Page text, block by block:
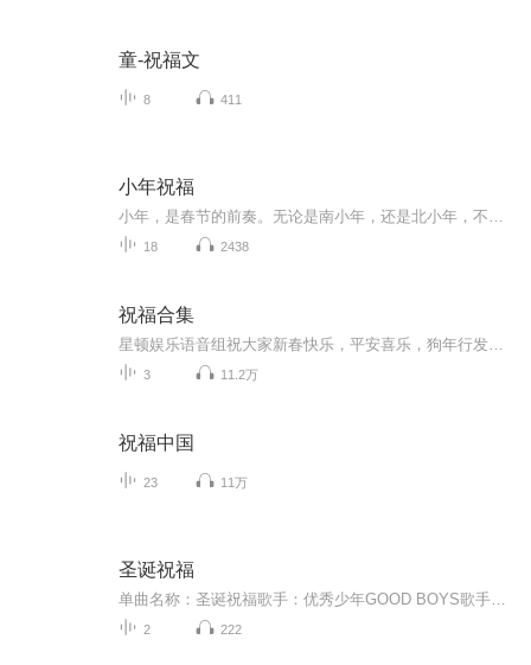
童-祝福文
8 411
小年祝福
18 2438
祝福合集
3 11.2万
祝福中国
23 11万
圣诞祝福
2 222